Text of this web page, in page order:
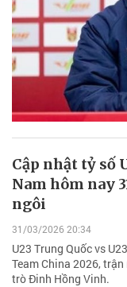
Cập nhật tỷ số
Nam hôm nay
ngôi
31/03/2026 20:34
U23 Trung Quốc vs
Team China 2026,
trò Đinh Hồng Vinh.